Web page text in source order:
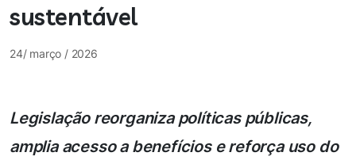
sustentável
24/ março / 2026
Legislação reorganiza políticas públicas,
amplia acesso a benefícios e reforça uso do